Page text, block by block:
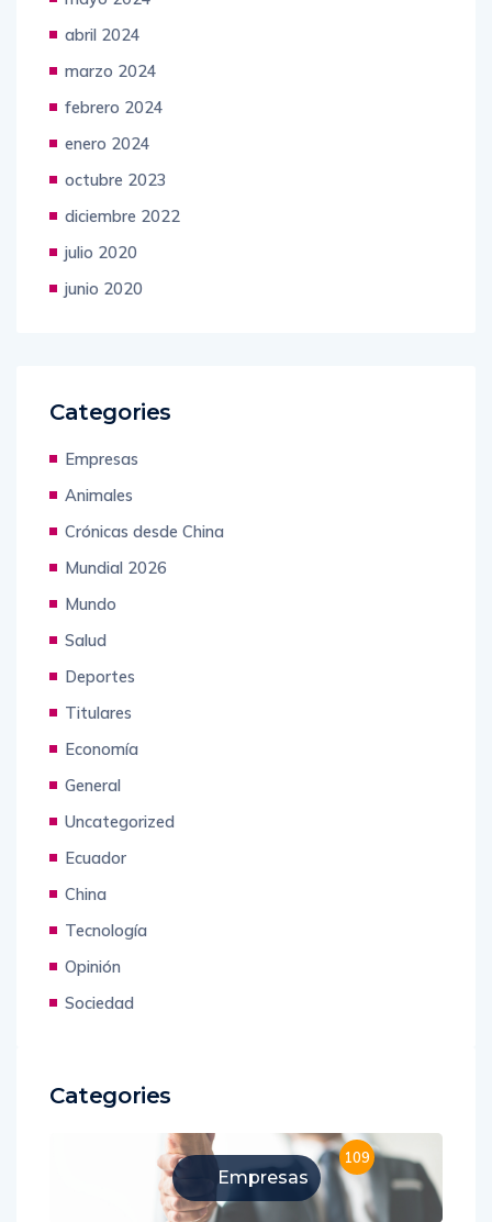
abril 2024
marzo 2024
febrero 2024
enero 2024
octubre 2023
diciembre 2022
julio 2020
junio 2020
Categories
Empresas
Animales
Crónicas desde China
Mundial 2026
Mundo
Salud
Deportes
Titulares
Economía
General
Uncategorized
Ecuador
China
Tecnología
Opinión
Sociedad
Categories
Empresas
109